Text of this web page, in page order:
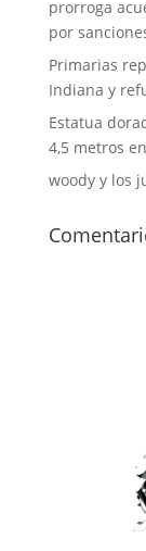
prorroga
por
Primarias
Indiana y
Estatua
4,5 metros
woody y los